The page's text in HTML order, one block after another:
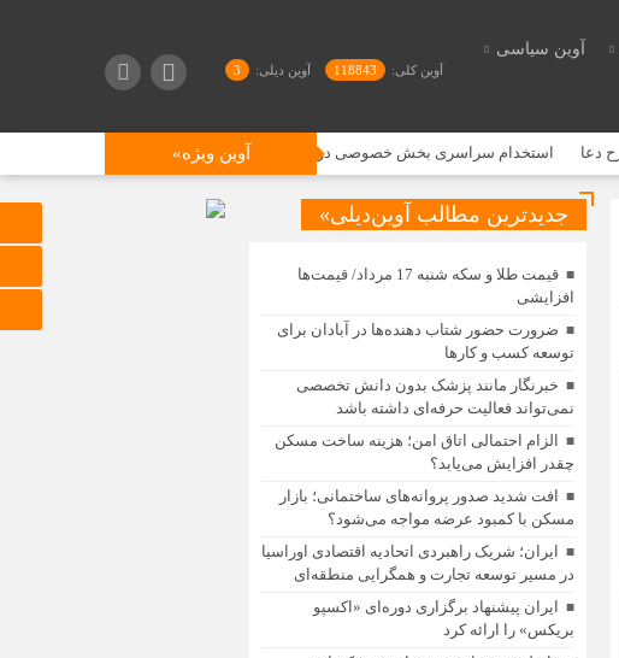
آوین سیاسی
آوین کلی: 118843 آوین دیلی: 3
آوین ویژه» استخدام سراسری بخش خصوصی در ۸ دسته شغلی النجباء عراق: دوگانگی رفتاری
جدیدترین مطالب آوین‌دیلی»
قیمت طلا و سکه شنبه 17 مرداد/ قیمت‌ها
افزایشی
ضرورت حضور شتاب ‌دهنده‌ها در آبادان برای
توسعه کسب‌ و کارها
خبرنگار مانند پزشک بدون دانش تخصصی
نمی‌تواند فعالیت حرفه‌ای داشته باشد
الزام احتمالی اتاق امن؛ هزینه ساخت مسکن
چقدر افزایش می‌یابد؟
افت شدید صدور پروانه‌های ساختمانی؛ بازار
مسکن با کمبود عرضه مواجه می‌شود؟
ایران؛ شریک راهبردی اتحادیه اقتصادی اوراسیا
در مسیر توسعه تجارت و همگرایی منطقه‌ای
ایران پیشنهاد برگزاری دوره‌ای «اکسپو
بریکس» را ارائه کرد